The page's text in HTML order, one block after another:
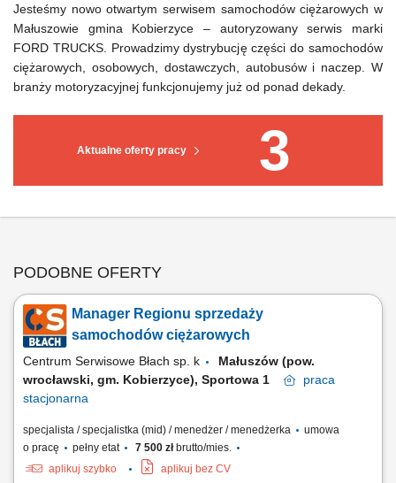
Aktualne oferty pracy 3
Jesteśmy nowo otwartym serwisem samochodów ciężarowych w
Małuszowie gmina Kobierzyce – autoryzowany serwis marki
FORD TRUCKS. Prowadzimy dystrybucję części do samochodów
ciężarowych, osobowych, dostawczych, autobusów i naczep. W
branży motoryzacyjnej funkcjonujemy już od ponad dekady.
PODOBNE OFERTY
Manager Regionu sprzedaży
samochodów ciężarowych
Centrum Serwisowe Błach sp. k
Małuszów (pow.
wrocławski, gm. Kobierzyce), Sportowa 1
praca
stacjonarna
specjalista / specjalistka (mid) / menedżer / menedżerka
umowa
o pracę
pełny etat 7 500 złbrutto/mies.
aplikuj szybko
aplikuj bez CV